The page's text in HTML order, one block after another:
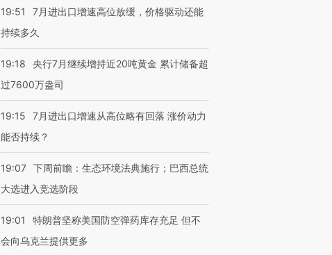
19:51
7月进出口增速高位放缓，价格驱动还能
持续多久
19:18
央行7月继续增持近20吨黄金 累计储备超
过7600万盎司
19:15
7月进出口增速从高位略有回落 涨价动力
能否持续？
19:07 下周前瞻：生态环境法典施行；巴西总统
大选进入竞选阶段
19:01
特朗普坚称美国防空弹药库存充足 但不
会向乌克兰提供更多